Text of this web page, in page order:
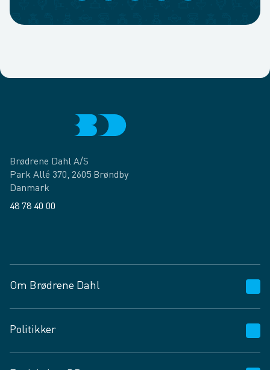
Brødrene Dahl A/S
Park Allé 370, 2605 Brøndby
Danmark
48 78 40 00
Om Brødrene Dahl
Vagttelefon 30 10 89 89
Spørgsmål og svar
Politikker